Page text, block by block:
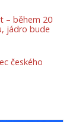
– během 20
jádro bude
českého